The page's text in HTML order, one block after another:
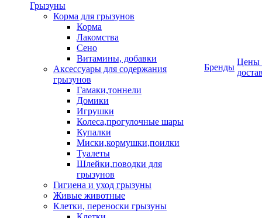
Грызуны
Корма для грызунов
Корма
Лакомства
Сено
Витамины, добавки
Аксессуары для содержания
грызунов
Гамаки,тоннели
Домики
Игрушки
Колеса,прогулочные шары
Купалки
Миски,кормушки,поилки
Туалеты
Шлейки,поводки для
грызунов
Гигиена и уход грызуны
Живые животные
Клетки, переноски грызуны
Бренды
Цены